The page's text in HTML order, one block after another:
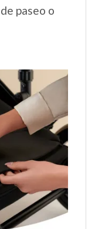
paseo o